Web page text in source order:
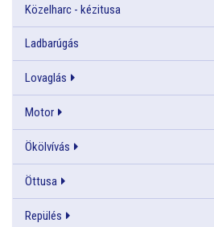
Közelharc - kézitusa
Ladbarúgás
Lovaglás
Motor
Ökölvívás
Öttusa
Repülés